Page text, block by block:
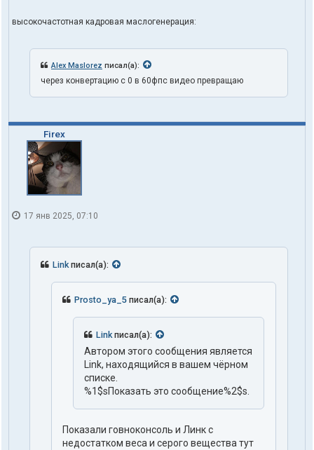
высокочастотная кадровая маслогенерация:
Alex Maslorez писал(а):
через конвертацию с 0 в 60фпс видео превращаю
Firex
17 янв 2025, 07:10
Linkписал(а):
Prosto_ya_5 писал(а):
Linkписал(а):
Автором этого сообщения является
Link, находящийся в вашем чёрном
списке.
%1$sПоказать это сообщение%2$s.
Показали говноконсоль и Линк с
недостатком веса и серого вещества тут